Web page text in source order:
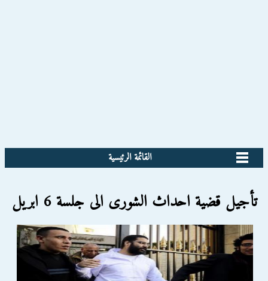
القائمة الرئيسية
تأجيل قضية احداث الشورى الى جلسة 6 ابريل